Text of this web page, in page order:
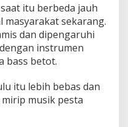
itu berbeda jauh
sekarang.
dan dipengaruhi
instrumen
bass betot.
itu lebih bebas dan
musik pesta